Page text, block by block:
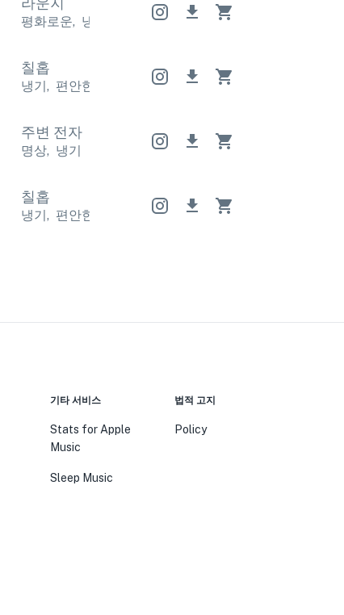
평화로운, 냉기 평화로운 냉기 평화로운
칠홉
냉기, 편안한 편안한 냉기 편안한
주변 전자
명상, 냉기
칠홉
냉기, 편안한 편안한 냉기 편안한
기타 서비스
Stats for Apple
Music
Sleep Music
법적 고지
Policy